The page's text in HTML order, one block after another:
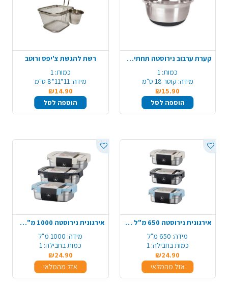
קערת ערבוב נירוסטה תחתית סיליקון - קטן
כמות: 1
מידה: קוטר 18 ס"מ
₪15.90
הוספה לסל
רשת להגשת צ'יפס ורוטב
כמות: 1
מידה: 11*11*8 ס"מ
₪14.90
הוספה לסל
אירגונית נירוסטה 650 מ"ל - צבע משתנה
מידה: 650 מ"ל
כמות בחבילה: 1
₪24.90
אזל מהמלאי
אירגונית נירוסטה 1000 מ"ל - צבע משתנה
מידה: 1000 מ"ל
כמות בחבילה: 1
₪24.90
אזל מהמלאי